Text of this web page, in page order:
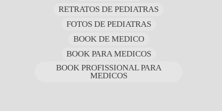
RETRATOS DE PEDIATRAS
FOTOS DE PEDIATRAS
BOOK DE MEDICO
BOOK PARA MEDICOS
BOOK PROFISSIONAL PARA
MEDICOS